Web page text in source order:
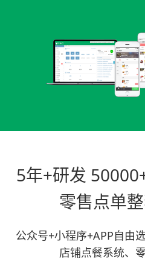
5年+研发
零售点单整
公众号+小程序+APP自由
店铺点餐系统、